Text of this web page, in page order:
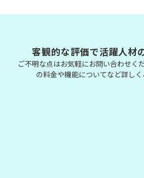
客観的な評価で活躍人材
ご不明な点はお気軽にお問い合わせく
の料金や機能についてなど詳しく